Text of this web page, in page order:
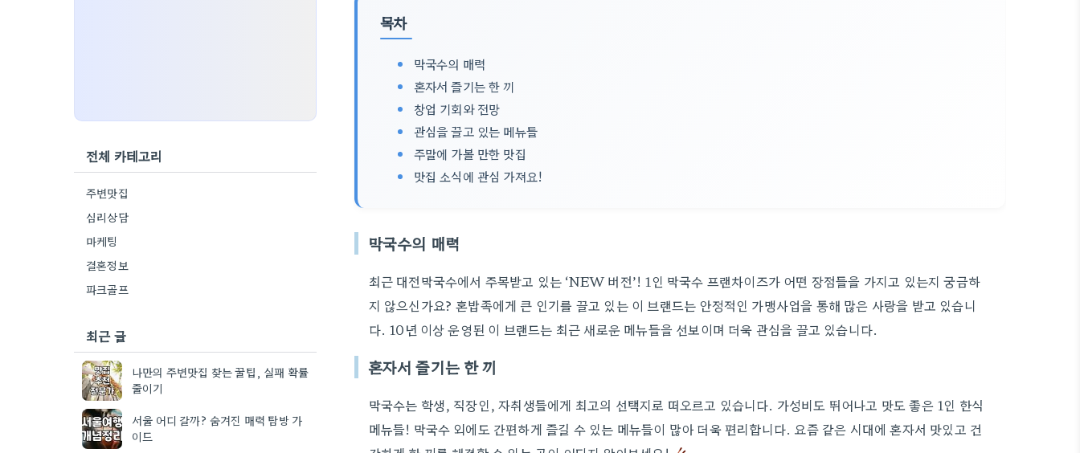
목차
막국수의 매력
혼자서 즐기는 한 끼
창업 기회와 전망
관심을 끌고 있는 메뉴들
주말에 가볼 만한 맛집
맛집 소식에 관심 가져요!
막국수의 매력
최근 대전막국수에서 주목받고 있는 ‘NEW 버전’! 1인 막국수 프랜차이즈가 어떤 장점들을 가지고 있는지 궁금하
지 않으신가요? 혼밥족에게 큰 인기를 끌고 있는 이 브랜드는 안정적인 가맹사업을 통해 많은 사랑을 받고 있습니
다. 10년 이상 운영된 이 브랜드는 최근 새로운 메뉴들을 선보이며 더욱 관심을 끌고 있습니다.
혼자서 즐기는 한 끼
막국수는 학생, 직장인, 자취생들에게 최고의 선택지로 떠오르고 있습니다. 가성비도 뛰어나고 맛도 좋은 1인 한식
메뉴들! 막국수 외에도 간편하게 즐길 수 있는 메뉴들이 많아 더욱 편리합니다. 요즘 같은 시대에 혼자서 맛있고 건
전체 카테고리
주변맛집
심리상담
마케팅
결혼정보
파크골프
최근 글
나만의 주변맛집 찾는 꿀팁, 실패 확률
줄이기
서울 어디 갈까? 숨겨진 매력 탐방 가
이드